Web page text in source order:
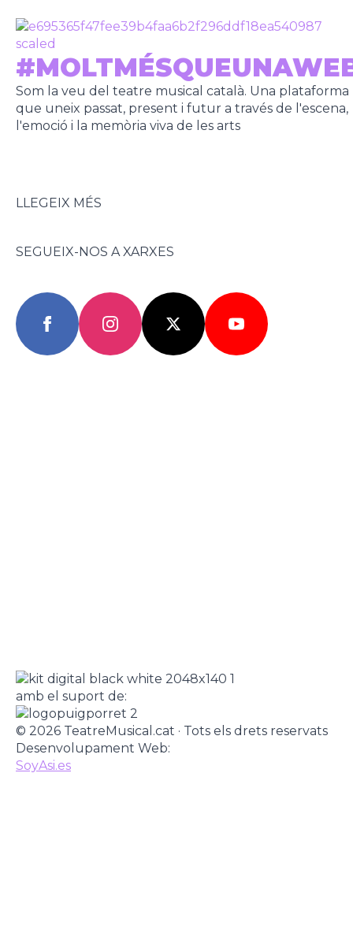
Som la veu del teatre musical català. Una plataforma
que uneix passat, present i futur a través de l'escena,
l'emoció i la memòria viva de les arts
LLEGEIX MÉS
SEGUEIX-NOS A XARXES
amb el suport de:
© 2026 TeatreMusical.cat · Tots els drets reservats
Desenvolupament Web:
SoyAsi.es